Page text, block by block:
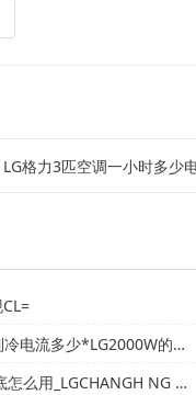
LG格力3匹空调一小时多少电_2】
的暖风机每小时耗电和空调一样吗
NG KK7B空调怎么调制冷_6